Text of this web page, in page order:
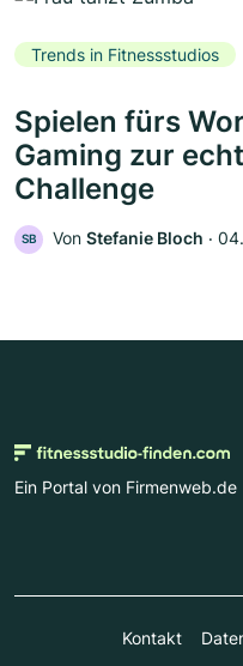
Trends in Fitnessstudios
Spielen fürs
Gaming zur
Challenge
SB Von Stefanie Bloch ‧
Ein Portal von Firmenweb.de
Kontakt